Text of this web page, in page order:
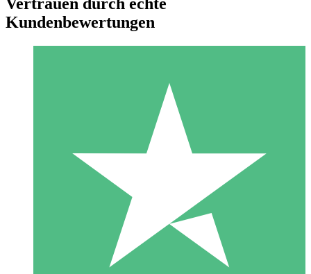
Individuelle Credit-Pakete
Zahlen Sie nach Bedarf mit Download-Credits. Keine
monatliche Verpflichtung erforderlich.
10 00
Vertrauen durch echte
Kundenbewertungen